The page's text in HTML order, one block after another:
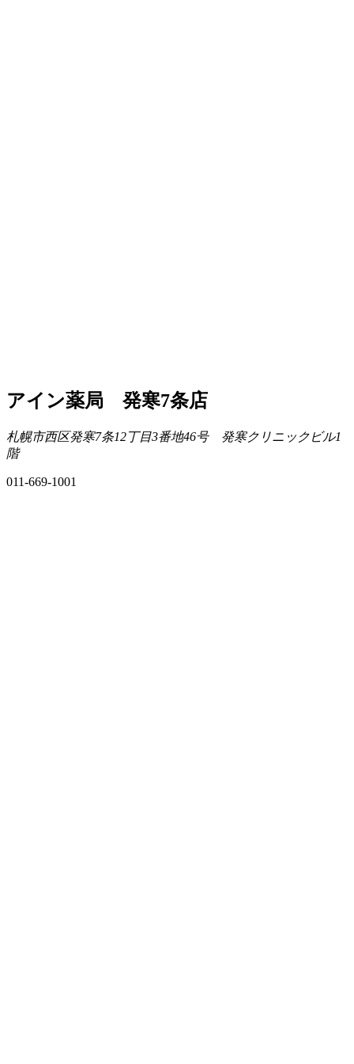
アイン薬局 発寒7条店
札幌市西区発寒7条12丁目3番地46号 発寒クリニックビル1
階
011-669-1001